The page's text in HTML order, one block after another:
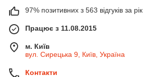
97% позитивних з 563 відгуків за рік
Працює з 11.08.2015
м. Київ
вул. Сирецька 9, Київ, Україна
Контакти